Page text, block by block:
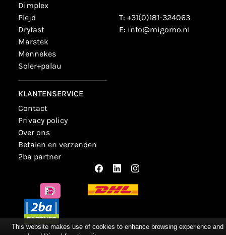
dimplex
plejd
dryfast
marstek
mennekes
soler+palau
KLANTENSERVICE
contact
privacy policy
over ons
betalen en verzenden
2ba partner
T: +31(0)181-324063
E: info@migomo.nl
This website makes use of cookies to enhance browsing experience and